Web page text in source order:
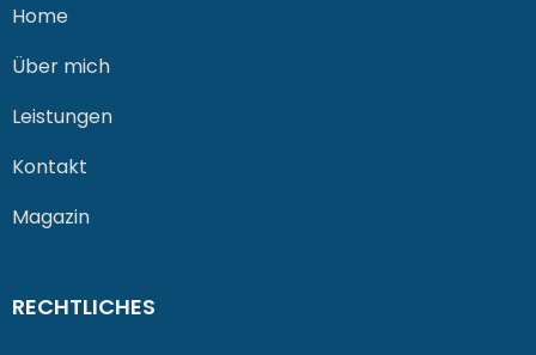
Home
Über mich
Leistungen
Kontakt
Magazin
RECHTLICHES